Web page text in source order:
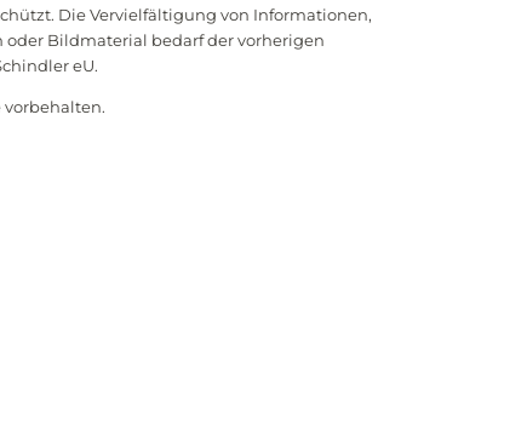
Die Vervielfältigung von Informationen,
oder Bildmaterial bedarf der vorherigen
eU.
vorbehalten.